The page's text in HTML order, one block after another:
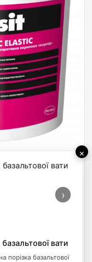
×
›
базальтової вати
порізка базальтової
«короїд»
мм)